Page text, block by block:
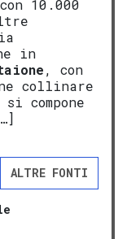
10.000
in
, con
collinare
compone
ALTRE FONTI